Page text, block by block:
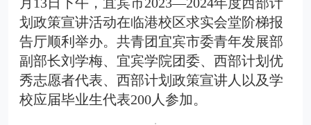
划政策宣讲活动在临港校区求实会堂阶梯报
告厅顺利举办。共青团宜宾市委青年发展部
副部长刘学梅、宜宾学院团委、西部计划优
秀志愿者代表、西部计划政策宣讲人以及学
校应届毕业生代表200人参加。